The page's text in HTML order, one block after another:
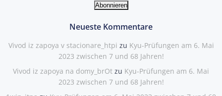
Neueste Kommentare
Vivod iz zapoya v stacionare_htpi zu Kyu-Prüfungen am 6. Mai
2023 zwischen 7 und 68 Jahren!
Vivod iz zapoya na domy_brOt zu Kyu-Prüfungen am 6. Mai
2023 zwischen 7 und 68 Jahren!